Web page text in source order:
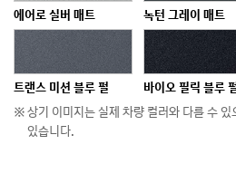
에어로 실버 매트 녹턴 그레이 매트
트랜스 미션 블루 펄 바이오 필릭 블루
상기 이미지는 실제 차량 컬러와 다를 수
있습니다.